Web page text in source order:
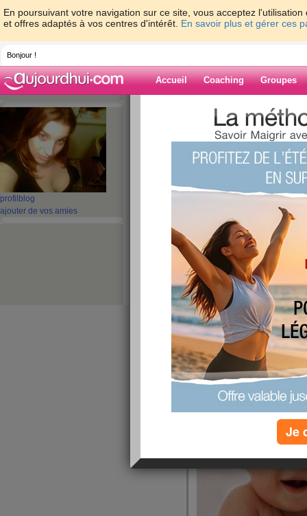
En poursuivant votre navigation sur ce site, vous acceptez
et offres adaptés à vos centres d'intérêt. En savoir plus et gérer ces
Bonjour !
Accueil Coaching Groupes
profil blog
ajouter de vos amies
>
Blog de
‹ Préc. 11 12 13 14 15
joyeux noël
publié le 24/12/2007 à 08:55
Je